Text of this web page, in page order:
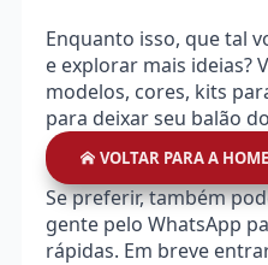
Enquanto isso, que tal
e explorar mais ideias?
modelos, cores, kits
para deixar seu balão
VOLTAR PARA A HOME
Se preferir, também
gente pelo WhatsApp
rápidas. Em breve